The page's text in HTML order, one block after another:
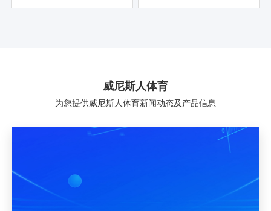
威尼斯人体育
为您提供威尼斯人体育新闻动态及产品信息